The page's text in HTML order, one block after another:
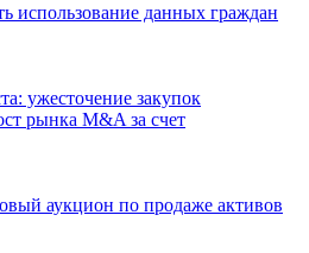
использование данных граждан
ужесточение закупок
рынка M&A за счет
аукцион по продаже активов